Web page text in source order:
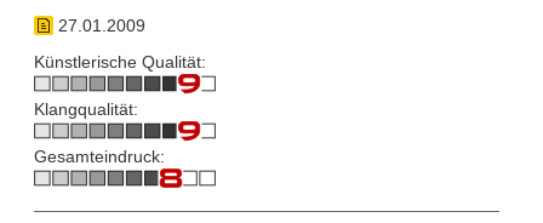
27.01.2009
Künstlerische Qualität:
Klangqualität:
Gesamteindruck: